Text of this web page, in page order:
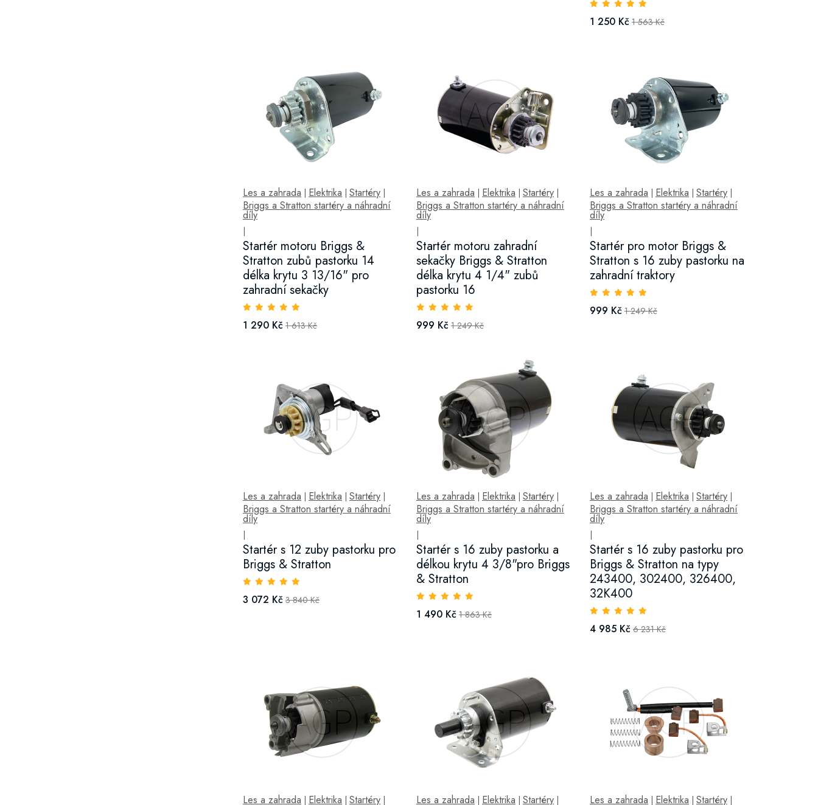
1 250 Kč 1 563 Kč
Les a zahrada Elektrika Startéry
Briggs a Stratton startéry a náhradní
díly
Startér motoru Briggs &
Stratton zubů pastorku 14
délka krytu 3 13/16" pro
zahradní sekačky
1 290 Kč 1 613 Kč
Les a zahrada Elektrika Startéry|
Briggs a Stratton startéry a náhradní
díly
Startér motoru zahradní
sekačky Briggs & Stratton
délka krytu 4 1/4" zubů
pastorku 16
999 Kč 1 249 Kč
Les a zahrada Elektrika Startéry|
Briggs a Stratton startéry a náhradní
díly
Startér pro motor Briggs &
Stratton s 16 zuby pastorku na
zahradní traktory
999 Kč 1 249 Kč
Les a zahrada Elektrika Startéry
Briggs a Stratton startéry a náhradní
díly
Startér s 12 zuby pastorku pro
Briggs & Stratton
3 072 Kč 3 840 Kč
Les a zahrada Elektrika Startéry|
Briggs a Stratton startéry a náhradní
díly
Startér s 16 zuby pastorku a
délkou krytu 4 3/8"pro Briggs
& Stratton
1 490 Kč 1 863 Kč
Les a zahrada Elektrika Startéry|
Briggs a Stratton startéry a náhradní
díly
Startér s 16 zuby pastorku pro
Briggs & Stratton na typy
243400, 302400, 326400,
32K400
4 985 Kč 6 231 Kč
Les a zahrada Elektrika Startéry Les a zahrada Elektrika Startéry| Les a zahrada Elektrika Startéry|